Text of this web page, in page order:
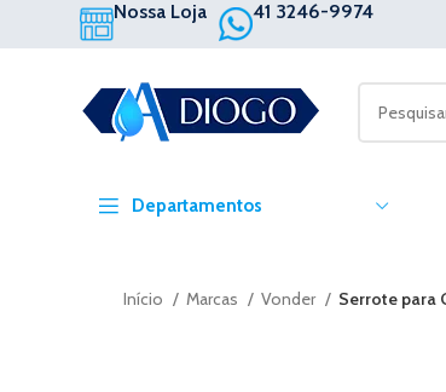
Nossa Loja 41 3246-9974
Departamentos
Início Marcas Vonder Serrote para